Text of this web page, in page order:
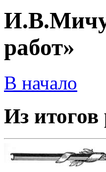
работ»
В начало
Из итогов